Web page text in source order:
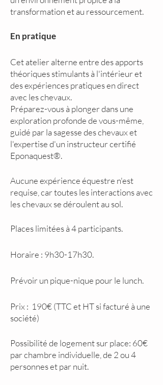
transformation et au ressourcement.
En pratique
Cet atelier alterne entre des apports
théoriques stimulants à l'intérieur et
des expériences pratiques en direct
avec les chevaux.
Préparez-vous à plonger dans une
exploration profonde de vous-même,
guidé par la sagesse des chevaux et
l'expertise d'un instructeur certifié
Eponaquest®.
Aucune expérience équestre n'est
requise, car toutes les interactions avec
les chevaux se déroulent au sol.
Places limitées à 4 participants.
Horaire : 9h30-17h30.
Prévoir un pique-nique pour le lunch.
Prix : 190€ (TTC et HT si facturé à une
société)
Possibilité de logement sur place: 60€
par chambre individuelle, de 2 ou 4
personnes et par nuit.